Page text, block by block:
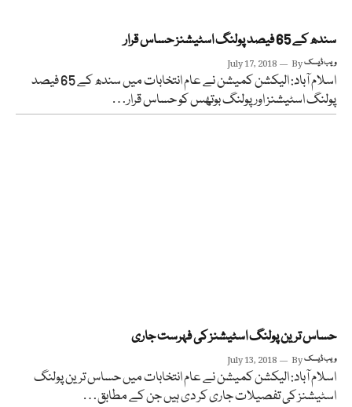
سندھ کے 65 فیصد پولنگ اسٹیشنز حساس قرار
July 17, 2018 Byویب ڈیسک
اسلام آباد: الیکشن کمیشن نے عام انتخابات میں سندھ کے 65 فیصد
پولنگ اسٹیشنز اور پولنگ بوتھس کو حساس قرار…
حساس ترین پولنگ اسٹیشنز کی فہرست جاری
July 13, 2018 Byویب ڈیسک
اسلام آباد: الیکشن کمیشن نے عام انتخابات میں حساس ترین پولنگ
اسٹیشنز کی تفصیلات جاری کر دی ہیں جن کے مطابق…